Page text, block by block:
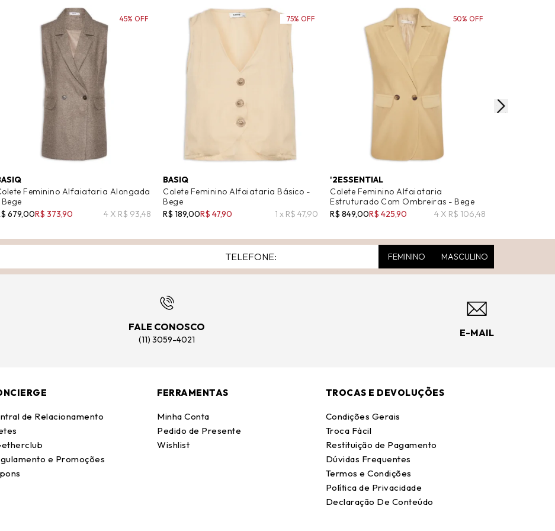
Feminino Alfaiataria Alongada
679,00R$ 373,90 4 X R$ 93,48
45% OFF
BASIQ
Colete Feminino Alfaiataria Básico -
Bege
R$ 189,00R$ 47,90 1 x R$ 47,90
75% OFF
'2ESSENTIAL
Colete Feminino Alfaiataria
Estruturado Com Ombreiras - Bege
R$ 849,00R$ 425,90 4 X R$ 106,48
50% OFF
FEMININO MASCULINO
FALE CONOSCO
(11) 3059-4021
E-MAIL
de Relacionamento
e Promoções
FERRAMENTAS
Minha Conta
Pedido de Presente
Wishlist
TROCAS E DEVOLUÇÕES
Condições Gerais
Troca Fácil
Restituição de Pagamento
Dúvidas Frequentes
Termos e Condições
Política de Privacidade
Declaração De Conteúdo